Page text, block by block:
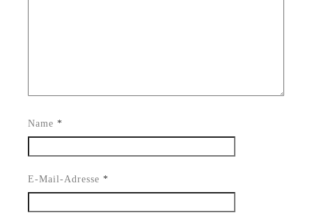
Name*
E-Mail-Adresse*